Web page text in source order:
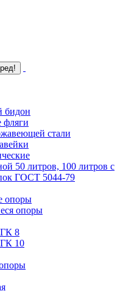
бидон
стали
50 литров, 100 литров с
ГОСТ 5044-79
опоры
опоры
8
10